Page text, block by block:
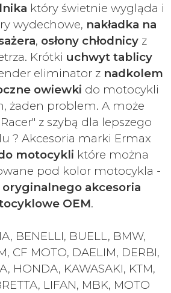
który świetnie wygląda i
wydechowe, nakładka na
, osłony chłodnicy z
Krótki uchwyt tablicy
eliminator z nadkolem
owiewki do motocykli
żaden problem. A może
z szybą dla lepszego
? Akcesoria marki Ermax
motocykli które można
pod kolor motocykla -
oryginalnego akcesoria
OEM.
BENELLI, BUELL, BMW,
CF MOTO, DAELIM, DERBI,
HONDA, KAWASAKI, KTM,
LIFAN, MBK, MOTO